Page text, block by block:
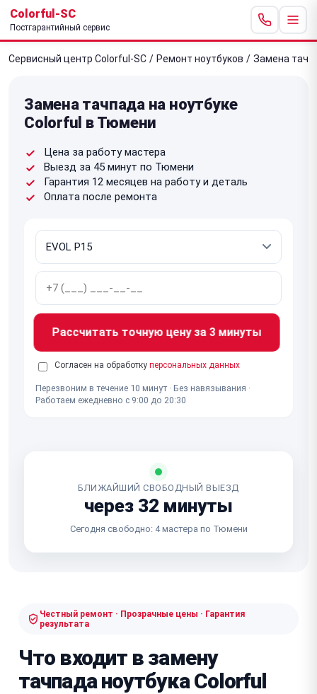
Colorful-SC
Постгарантийный сервис
Сервисный центр Colorful-SC / Ремонт ноутбуков / Замена
Замена тачпада на ноутбуке
Colorful в Тюмени
Цена за работу мастера
Выезд за 45 минут по Тюмени
Гарантия 12 месяцев на работу и деталь
Оплата после ремонта
Рассчитать точную цену за 3 минуты
Согласен на обработку персональных данных
Перезвоним в течение 10 минут · Без навязывания ·
Работаем ежедневно с 9:00 до 20:30
БЛИЖАЙШИЙ СВОБОДНЫЙ ВЫЕЗД
через 32 минуты
Сегодня свободно: 4 мастера по Тюмени
Честный ремонт · Прозрачные цены · Гарантия
результата
Что входит в замену
тачпада ноутбука Colorful